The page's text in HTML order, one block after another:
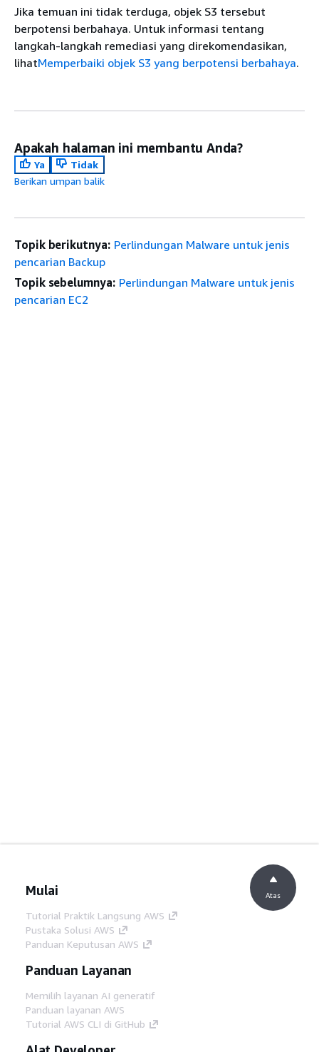
Jika temuan ini tidak terduga, objek S3 tersebut
berpotensi berbahaya. Untuk informasi tentang
langkah-langkah remediasi yang direkomendasikan,
lihatMemperbaiki objek S3 yang berpotensi berbahaya.
Apakah halaman ini membantu Anda?
Ya
Tidak
Berikan umpan balik
Topik berikutnya: Perlindungan Malware untuk jenis
pencarian Backup
Topik sebelumnya: Perlindungan Malware untuk jenis
pencarian EC2
Mulai
Tutorial Praktik Langsung AWS
Pustaka Solusi AWS
Panduan Keputusan AWS
Panduan Layanan
Memilih layanan AI generatif
Panduan layanan AWS
Tutorial AWS CLI di GitHub
Atas